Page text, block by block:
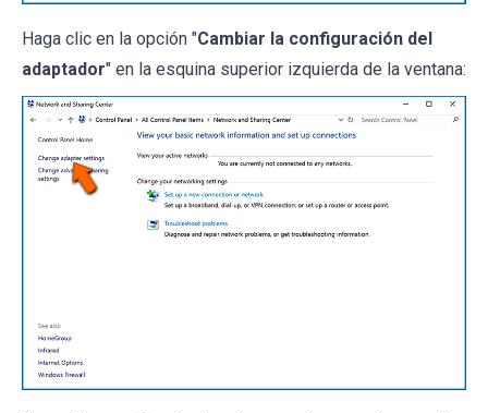
Haga clic en la opción "Cambiar la configuración del
adaptador" en la esquina superior izquierda de la ventana: